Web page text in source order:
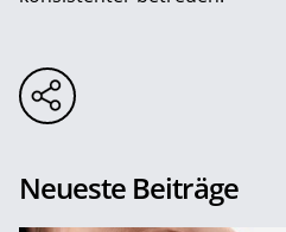
Neueste Beiträge